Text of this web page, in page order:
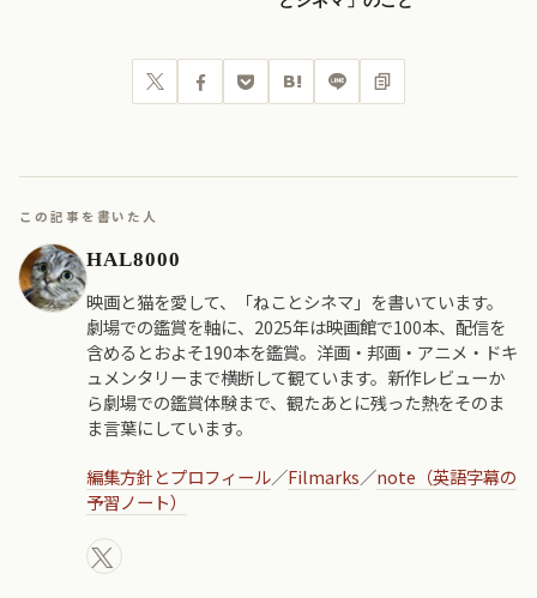
Post SharePocketHatenaLINE URLコピー
この記事を書いた人
HAL8000
映画と猫を愛して、「ねことシネマ」を書いています。
劇場での鑑賞を軸に、2025年は映画館で100本、配信を
含めるとおよそ190本を鑑賞。洋画・邦画・アニメ・ドキ
ュメンタリーまで横断して観ています。新作レビューか
ら劇場での鑑賞体験まで、観たあとに残った熱をそのま
ま言葉にしています。
編集方針とプロフィール／Filmarks／note（英語字幕の
予習ノート）